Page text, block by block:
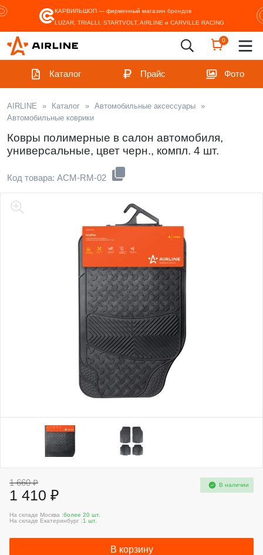
КАРВИЛЬШОП — фирменный магазин брендов
LUZAR, TRIALLI, STARTVOLT, AIRLINE и CARVILLE RACING
0
Каталог Прайс Фото
AIRLINE » Каталог » Автомобильные аксессуары »
Автомобильные коврики
Ковры полимерные в салон автомобиля,
универсальные, цвет черн., компл. 4 шт.
Код товара: ACM-RM-02
1 660 ₽
1 410 ₽
В наличии
На складе Москва :более 20 шт.
На складе Екатеринбург :1 шт.
В корзину